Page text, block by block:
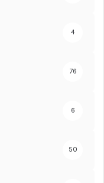
4
76
6
50